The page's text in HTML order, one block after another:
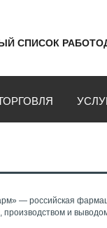
СПИСОК
— российская
производством и